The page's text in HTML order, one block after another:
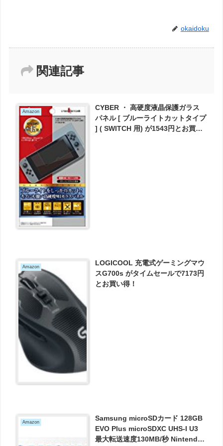
okaidoku
関連記事
Amazon
CYBER ・ 高硬度液晶保護ガラス
パネル [ ブルーライトカットタイプ
] ( SWITCH 用) が1543円とお買い
Amazon
LOGICOOL 充電式ゲーミングマウ
スG700s がタイムセールで7173円
とお買い得！
Amazon
Samsung microSDカード 128GB
EVO Plus microSDXC UHS-I U3
最大転送速度130MB/秒 Nintendo